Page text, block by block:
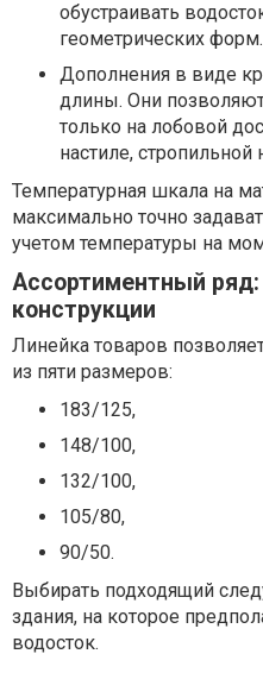
обустраивать
геометрических форм.
Дополнения в виде
длины. Они
только на лобовой
настиле, стропильной
Температурная шкала на
максимально точно
учетом температуры на
Ассортиментный
конструкции
Линейка товаров
из пяти размеров:
183/125,
148/100,
132/100,
105/80,
90/50.
Выбирать подходящий
здания, на которое
водосток.